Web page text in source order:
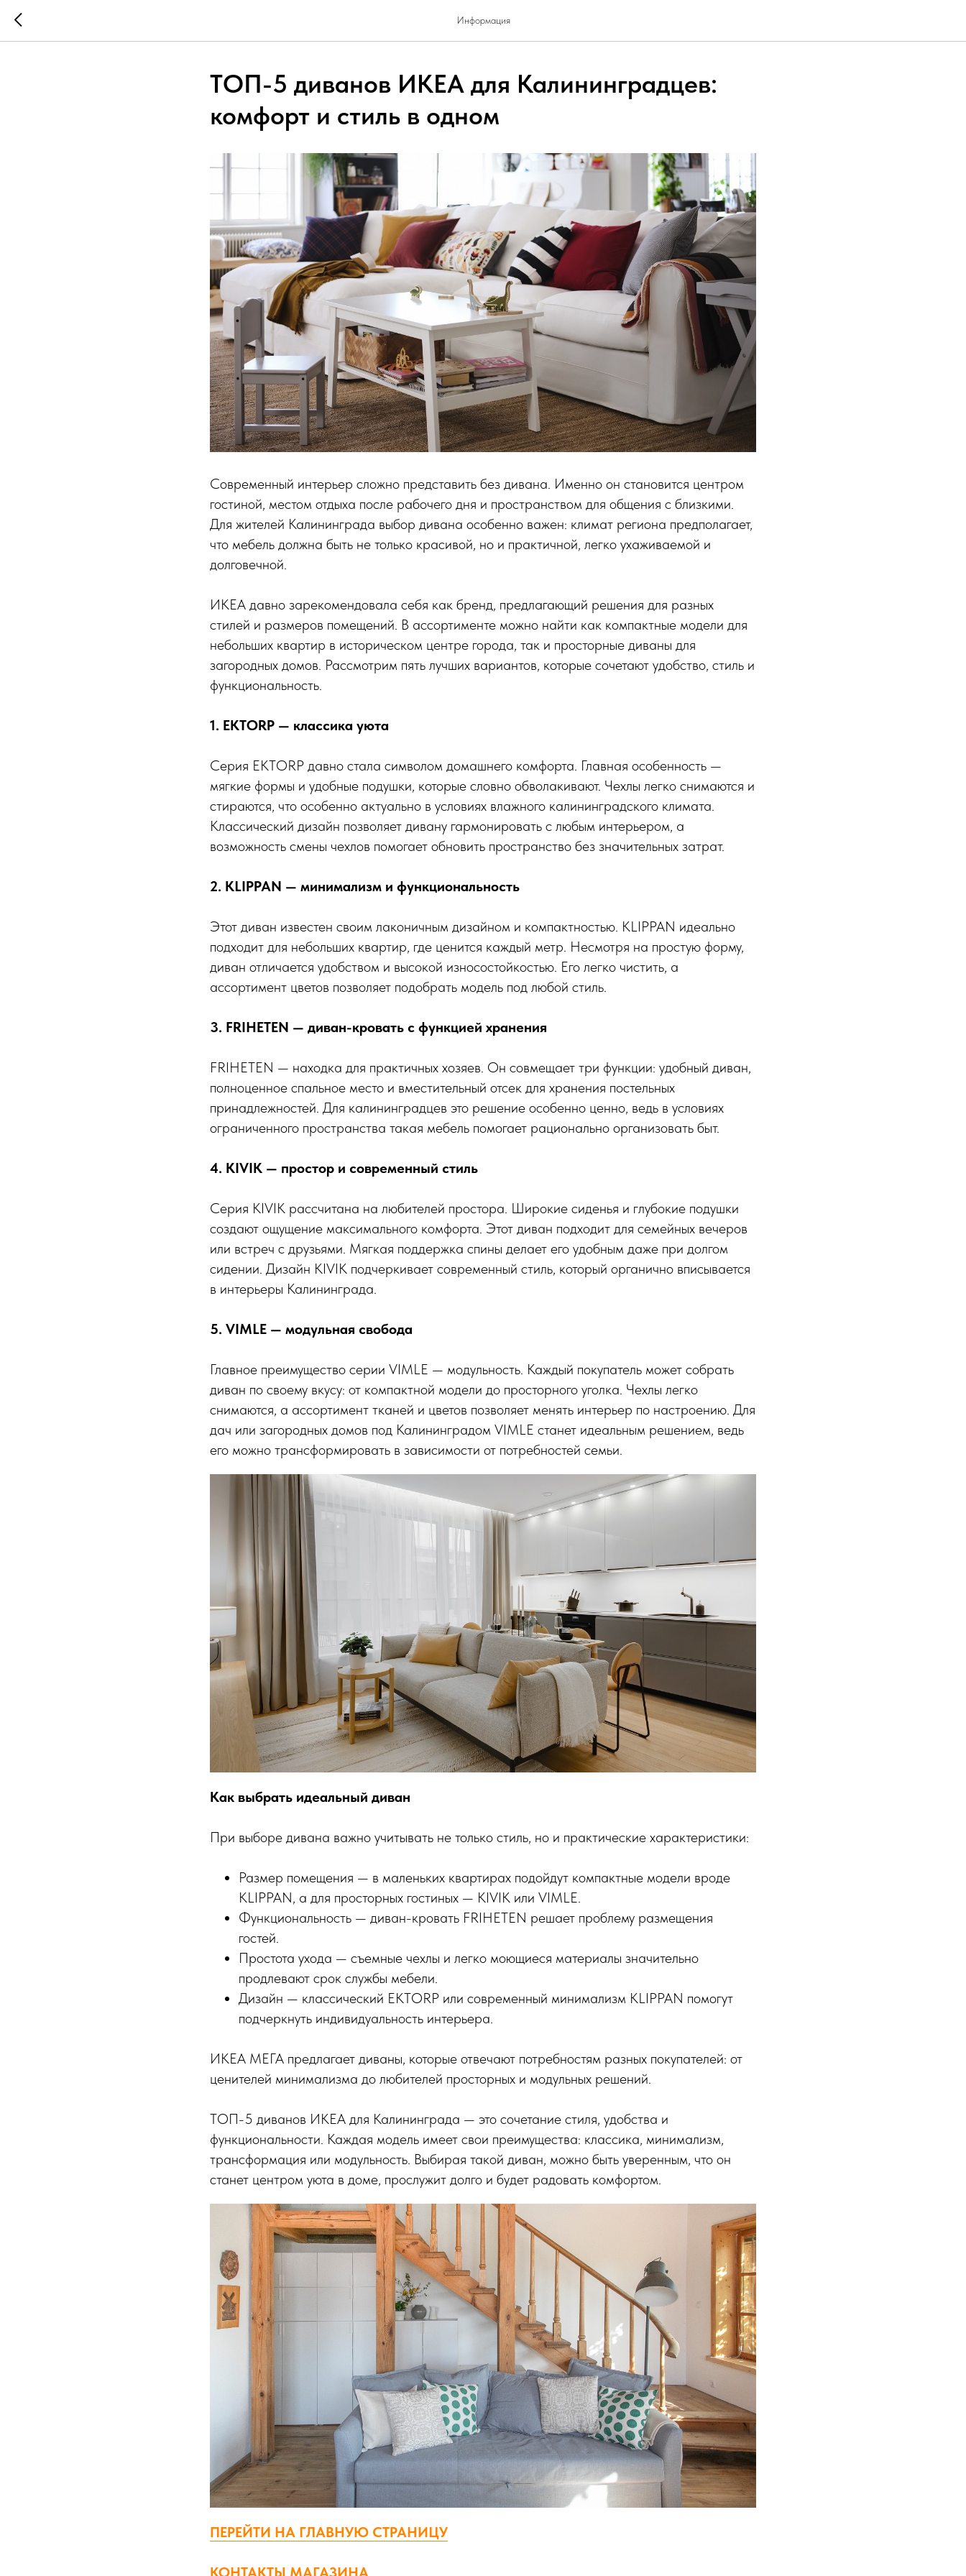
Информация
ТОП-5 диванов ИКЕА для Калининградцев:
комфорт и стиль в одном
Современный интерьер сложно представить без дивана. Именно он становится центром
гостиной, местом отдыха после рабочего дня и пространством для общения с близкими.
Для жителей Калининграда выбор дивана особенно важен: климат региона предполагает,
что мебель должна быть не только красивой, но и практичной, легко ухаживаемой и
долговечной.
ИКЕА давно зарекомендовала себя как бренд, предлагающий решения для разных
стилей и размеров помещений. В ассортименте можно найти как компактные модели для
небольших квартир в историческом центре города, так и просторные диваны для
загородных домов. Рассмотрим пять лучших вариантов, которые сочетают удобство, стиль и
функциональность.
1. EKTORP — классика уюта
Серия EKTORP давно стала символом домашнего комфорта. Главная особенность —
мягкие формы и удобные подушки, которые словно обволакивают. Чехлы легко снимаются и
стираются, что особенно актуально в условиях влажного калининградского климата.
Классический дизайн позволяет дивану гармонировать с любым интерьером, а
возможность смены чехлов помогает обновить пространство без значительных затрат.
2. KLIPPAN — минимализм и функциональность
Этот диван известен своим лаконичным дизайном и компактностью. KLIPPAN идеально
подходит для небольших квартир, где ценится каждый метр. Несмотря на простую форму,
диван отличается удобством и высокой износостойкостью. Его легко чистить, а
ассортимент цветов позволяет подобрать модель под любой стиль.
3. FRIHETEN — диван-кровать с функцией хранения
FRIHETEN — находка для практичных хозяев. Он совмещает три функции: удобный диван,
полноценное спальное место и вместительный отсек для хранения постельных
принадлежностей. Для калининградцев это решение особенно ценно, ведь в условиях
ограниченного пространства такая мебель помогает рационально организовать быт.
4. KIVIK — простор и современный стиль
Серия KIVIK рассчитана на любителей простора. Широкие сиденья и глубокие подушки
создают ощущение максимального комфорта. Этот диван подходит для семейных вечеров
или встреч с друзьями. Мягкая поддержка спины делает его удобным даже при долгом
сидении. Дизайн KIVIK подчеркивает современный стиль, который органично вписывается
в интерьеры Калининграда.
5. VIMLE — модульная свобода
Главное преимущество серии VIMLE — модульность. Каждый покупатель может собрать
диван по своему вкусу: от компактной модели до просторного уголка. Чехлы легко
снимаются, а ассортимент тканей и цветов позволяет менять интерьер по настроению. Для
дач или загородных домов под Калининградом VIMLE станет идеальным решением, ведь
его можно трансформировать в зависимости от потребностей семьи.
Как выбрать идеальный диван
При выборе дивана важно учитывать не только стиль, но и практические характеристики:
Размер помещения — в маленьких квартирах подойдут компактные модели вроде
KLIPPAN, а для просторных гостиных — KIVIK или VIMLE.
Функциональность — диван-кровать FRIHETEN решает проблему размещения
гостей.
Простота ухода — съемные чехлы и легко моющиеся материалы значительно
продлевают срок службы мебели.
Дизайн — классический EKTORP или современный минимализм KLIPPAN помогут
подчеркнуть индивидуальность интерьера.
ИКЕА МЕГА предлагает диваны, которые отвечают потребностям разных покупателей: от
ценителей минимализма до любителей просторных и модульных решений.
ТОП-5 диванов ИКЕА для Калининграда — это сочетание стиля, удобства и
функциональности. Каждая модель имеет свои преимущества: классика, минимализм,
трансформация или модульность. Выбирая такой диван, можно быть уверенным, что он
станет центром уюта в доме, прослужит долго и будет радовать комфортом.
ПЕРЕЙТИ НА ГЛАВНУЮ СТРАНИЦУ
КОНТАКТЫ МАГАЗИНА